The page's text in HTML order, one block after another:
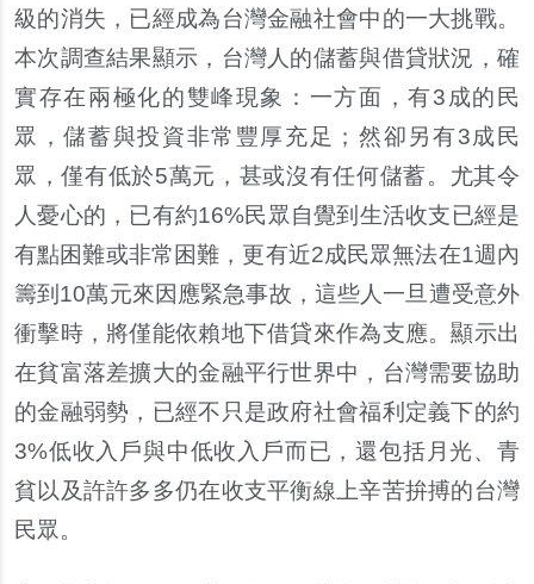
級的消失，已經成為台灣金融社會中的一大挑戰。
本次調查結果顯示，台灣人的儲蓄與借貸狀況，確
實存在兩極化的雙峰現象：一方面，有3成的民
眾，儲蓄與投資非常豐厚充足；然卻另有3成民
眾，僅有低於5萬元，甚或沒有任何儲蓄。尤其令
人憂心的，已有約16%民眾自覺到生活收支已經是
有點困難或非常困難，更有近2成民眾無法在1週內
籌到10萬元來因應緊急事故，這些人一旦遭受意外
衝擊時，將僅能依賴地下借貸來作為支應。顯示出
在貧富落差擴大的金融平行世界中，台灣需要協助
的金融弱勢，已經不只是政府社會福利定義下的約
3%低收入戶與中低收入戶而已，還包括月光、青
貧以及許許多多仍在收支平衡線上辛苦拚搏的台灣
民眾。